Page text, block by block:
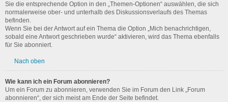
Sie die entsprechende Option in den „Themen-Optionen“ auswählen, die sich
normalerweise ober- und unterhalb des Diskussionsverlaufs des Themas
befinden.
Wenn Sie bei der Antwort auf ein Thema die Option „Mich benachrichtigen,
sobald eine Antwort geschrieben wurde“ aktivieren, wird das Thema ebenfalls
für Sie abonniert.
Nach oben
Wie kann ich ein Forum abonnieren?
Um ein Forum zu abonnieren, verwenden Sie im Forum den Link „Forum
abonnieren“, der sich meist am Ende der Seite befindet.